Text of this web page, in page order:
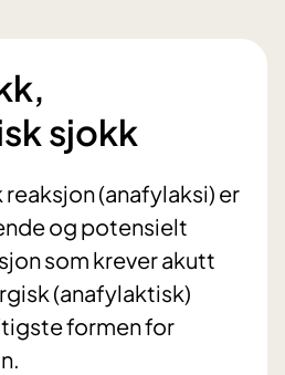
sjokk
(anafylaksi) er
og potensielt
som krever akutt
(anafylaktisk)
formen for